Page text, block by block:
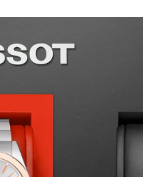
und jedem Anlass